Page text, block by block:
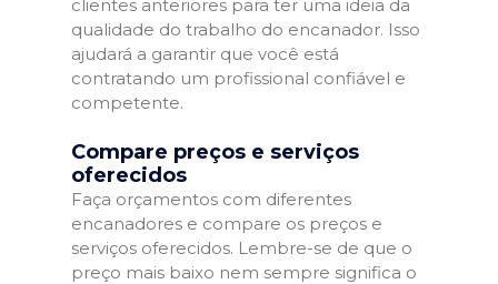
clientes anteriores para ter uma ideia da
qualidade do trabalho do encanador. Isso
ajudará a garantir que você está
contratando um profissional confiável e
competente.
Compare preços e serviços
oferecidos
Faça orçamentos com diferentes
encanadores e compare os preços e
serviços oferecidos. Lembre-se de que o
preço mais baixo nem sempre significa o